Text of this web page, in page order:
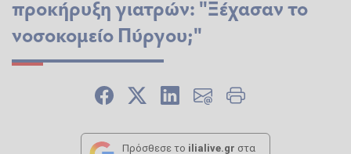
προκήρυξη γιατρών: "Ξέχασαν το
νοσοκομείο Πύργου;"
Πρόσθεσε το ilialive.gr στα